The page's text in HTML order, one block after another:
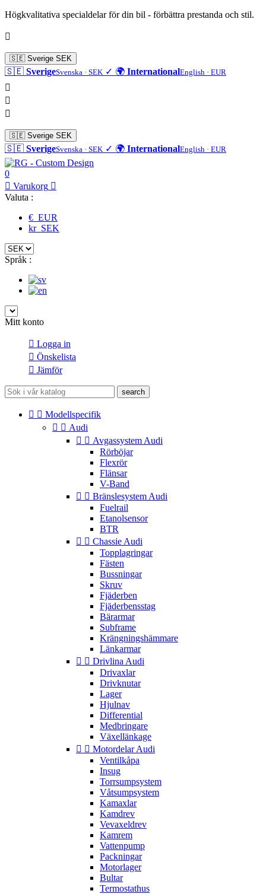
Högkvalitativa specialdelar för din bil - förbättra prestanda och stil.

🇸🇪 Sverige SEK
🇸🇪 SverigeSvenska · SEK ✓ 🌍 InternationalEnglish · EUR



🇸🇪 Sverige SEK
🇸🇪 SverigeSvenska · SEK ✓ 🌍 InternationalEnglish · EUR
0
 Varukorg 
Valuta :
€ EUR
kr SEK
Språk :
Mitt konto
 Logga in
 Önskelista
 Jämför
search
  Modellspecifik
  Audi
  Avgassystem Audi
Rörböjar
Flexrör
Flänsar
V-Band
  Bränslesystem Audi
Fuelrail
Etanolsensor
BTR
  Chassie Audi
Topplagringar
Fästen
Bussningar
Skruv
Fjäderben
Fjäderbensstag
Bärarmar
Subframe
Krängningshämmare
Länkarmar
  Drivlina Audi
Drivaxlar
Drivknutar
Lager
Hjulnav
Differential
Medbringare
Växellänkage
  Motordelar Audi
Ventilkåpa
Insug
Torrsumpsystem
Våtsumpsystem
Kamaxlar
Kamdrev
Vevaxeldrev
Kamrem
Vattenpump
Packningar
Motorlager
Bultar
Termostathus